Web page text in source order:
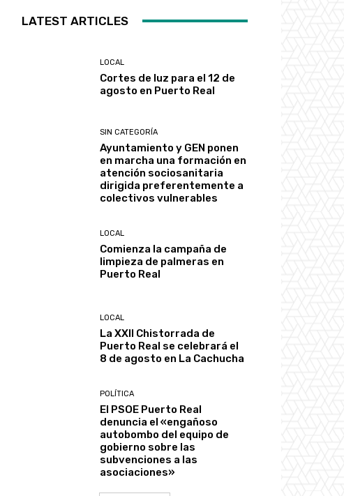
LATEST ARTICLES
LOCAL
Cortes de luz para el 12 de
agosto en Puerto Real
SIN CATEGORÍA
Ayuntamiento y GEN ponen
en marcha una formación en
atención sociosanitaria
dirigida preferentemente a
colectivos vulnerables
LOCAL
Comienza la campaña de
limpieza de palmeras en
Puerto Real
LOCAL
La XXII Chistorrada de
Puerto Real se celebrará el
8 de agosto en La Cachucha
POLÍTICA
El PSOE Puerto Real
denuncia el «engañoso
autobombo del equipo de
gobierno sobre las
subvenciones a las
asociaciones»